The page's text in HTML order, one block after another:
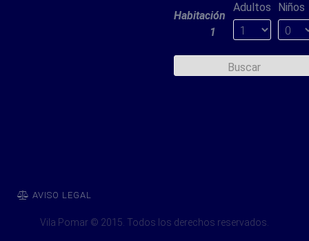
Habitación
1
Adultos Niños
Buscar
AVISO LEGAL
Vila Pomar © 2015. Todos los derechos reservados.